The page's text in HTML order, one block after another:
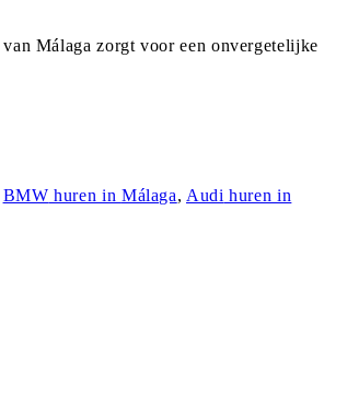
Málaga zorgt voor een onvergetelijke
BMW huren in Málaga, Audi huren in